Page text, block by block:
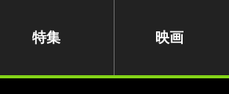
特集 映画